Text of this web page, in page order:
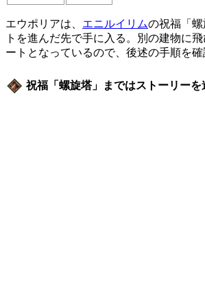
エウポリアは、 エニルイリムの祝福「
トを進んだ先で手に入る。別の建物に
ートとなっているので、後述の手順を確
祝福「螺旋塔」まではストーリーを